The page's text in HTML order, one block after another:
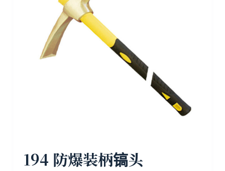
194 防爆装柄镐头